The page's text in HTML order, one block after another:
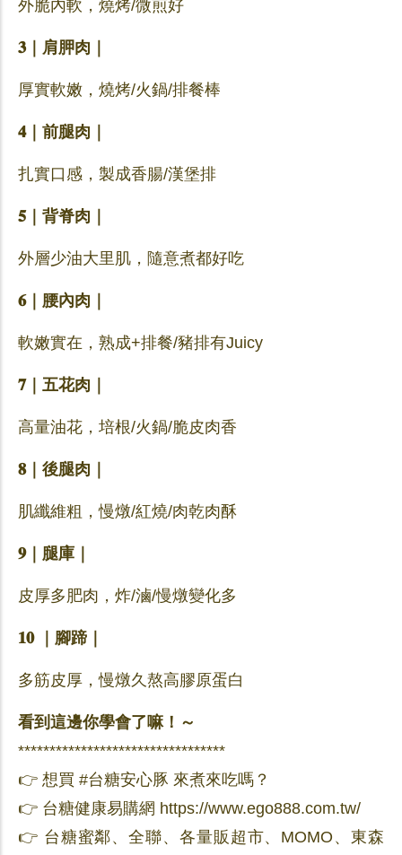
外脆內軟，燒烤/微煎好
𝟑｜肩胛肉｜
厚實軟嫩，燒烤/火鍋/排餐棒
𝟒｜前腿肉｜
扎實口感，製成香腸/漢堡排
𝟓｜背脊肉｜
外層少油大里肌，隨意煮都好吃
𝟔｜腰內肉｜
軟嫩實在，熟成+排餐/豬排有Juicy
𝟕｜五花肉｜
高量油花，培根/火鍋/脆皮肉香
𝟖｜後腿肉｜
肌纖維粗，慢燉/紅燒/肉乾肉酥
𝟗｜腿庫｜
皮厚多肥肉，炸/滷/慢燉變化多
𝟏𝟎 ｜腳蹄｜
多筋皮厚，慢燉久熬高膠原蛋白
看到這邊你學會了嘛！～
*********************************
👉 想買 #台糖安心豚 來煮來吃嗎？
👉 台糖健康易購網 https://www.ego888.com.tw/
👉 台糖蜜鄰、全聯、各量販超市、MOMO、東森